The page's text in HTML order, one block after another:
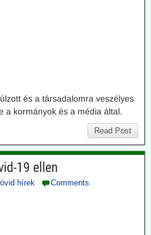
és a társadalomra veszélyes
a kormányok és a média által.
Read Post
19 ellen
hírek Comments